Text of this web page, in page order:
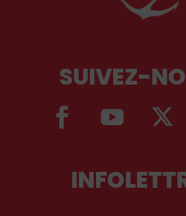
SUIVEZ-